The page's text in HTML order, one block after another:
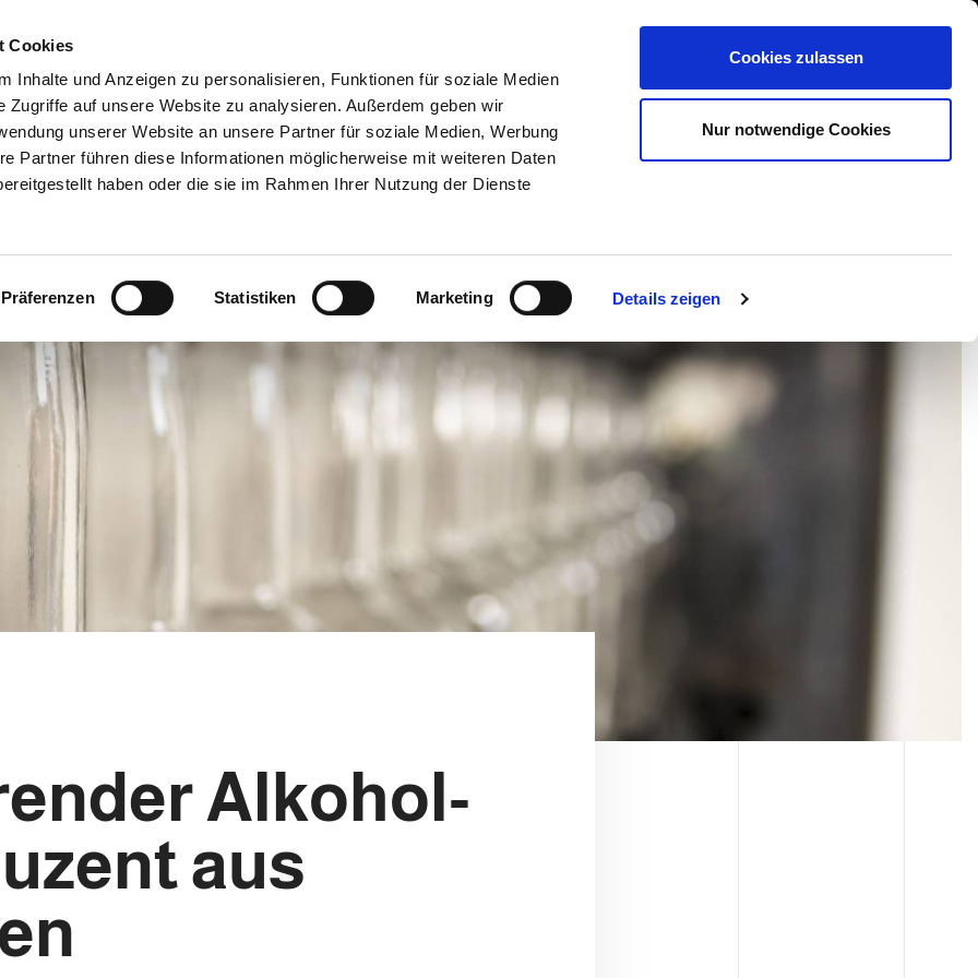
Cookies
Inhalte und Anzeigen zu personalisieren, Funktionen für soziale Medien
Zugriffe auf unsere Website zu analysieren. Außerdem geben wir
unserer Website an unsere Partner für soziale Medien, Werbung
Partner führen diese Informationen möglicherweise mit weiteren Daten
haben oder die sie im Rahmen Ihrer Nutzung der Dienste
Präferenzen Statistiken Marketing Details zeigen
Cookies zulassen
Nur notwendige Cookies
Whistleblowing International/Deutsch
SYSTEMEN VIDEO BLOG CASE HISTORY DIENSTLEISTUNGEN
ALKOHOL- UND BIERPRODUZENT AUS GROSSBRITANNIEN
Alkohol-
aus